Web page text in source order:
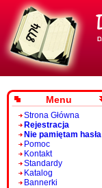
Menu
Strona Główna
Rejestracja
Nie pamiętam hasła
Pomoc
Kontakt
Standardy
Katalog
Bannerki